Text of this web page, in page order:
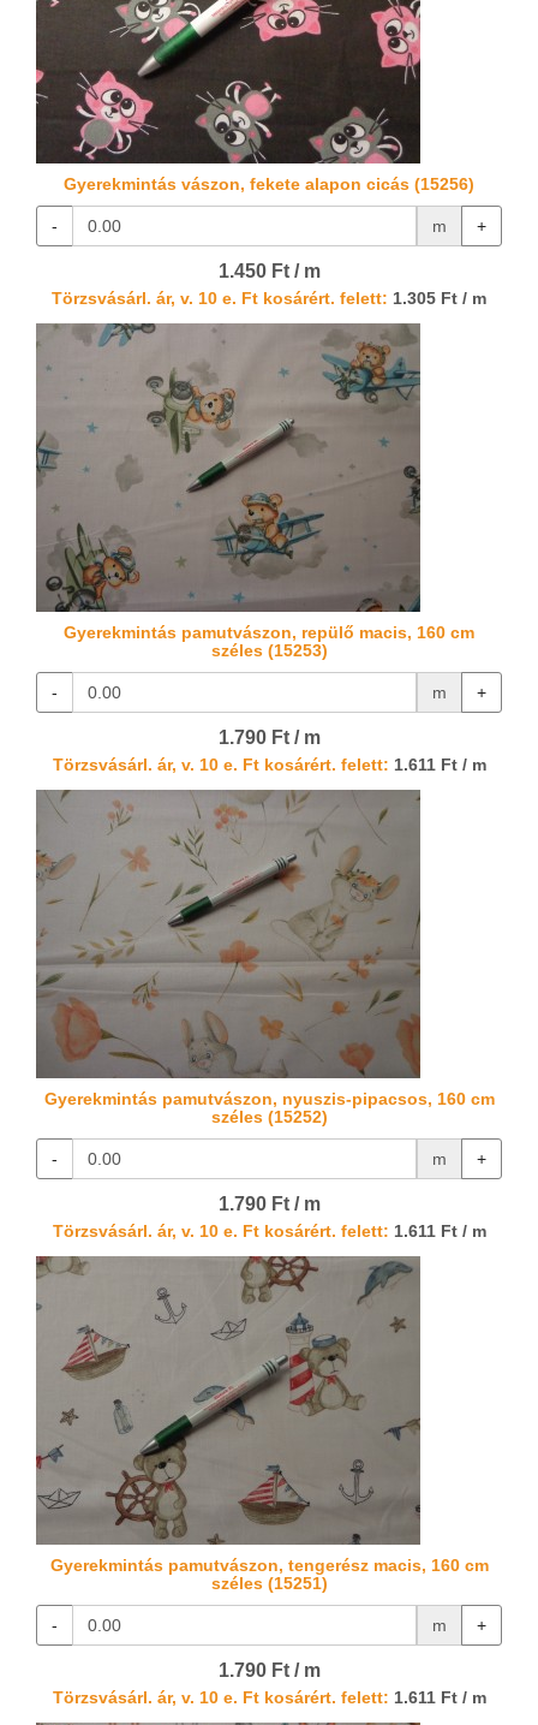
Gyerekmintás vászon, fekete alapon cicás (15256)
- m +
1.450 Ft / m
Törzsvásárl. ár, v. 10 e. Ft kosárért. felett: 1.305 Ft / m
Gyerekmintás pamutvászon, repülő macis, 160 cm
széles (15253)
- m +
1.790 Ft / m
Törzsvásárl. ár, v. 10 e. Ft kosárért. felett: 1.611 Ft / m
Gyerekmintás pamutvászon, nyuszis-pipacsos, 160 cm
széles (15252)
- m +
1.790 Ft / m
Törzsvásárl. ár, v. 10 e. Ft kosárért. felett: 1.611 Ft / m
Gyerekmintás pamutvászon, tengerész macis, 160 cm
széles (15251)
- m +
1.790 Ft / m
Törzsvásárl. ár, v. 10 e. Ft kosárért. felett: 1.611 Ft / m